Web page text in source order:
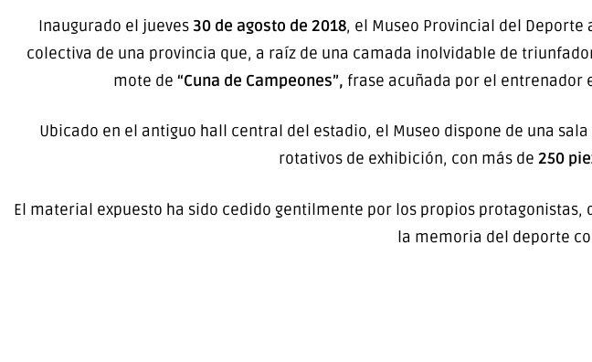
Inaugurado el jueves30 de agosto de 2018, el Museo Provincial del
colectiva de una provincia que, a raíz de una camada inolvidable de
mote de “Cuna de Campeones”, frase acuñada por el entrenador
Ubicado en el antiguo hall central del estadio, el Museo dispone de una
rotativos de exhibición, con más de 250
El material expuesto ha sido cedido gentilmente por los propios
la memoria del deporte